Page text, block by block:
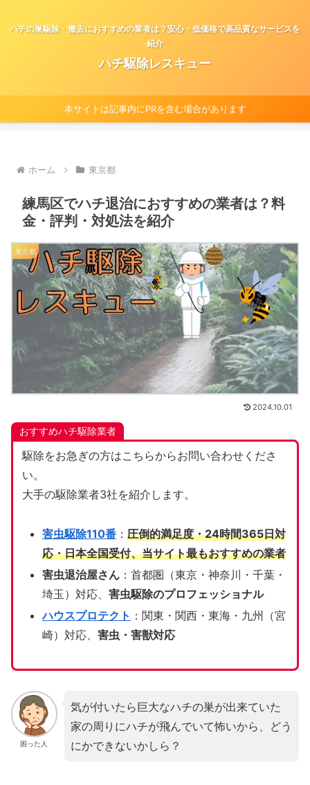
ハチの巣駆除・撤去におすすめの業者は？安心・低価格で高品質なサービスを
紹介
ハチ駆除レスキュー
本サイトは記事内にPRを含む場合があります
ホーム 東京都
練馬区でハチ退治におすすめの業者は？料
金・評判・対処法を紹介
東京都
2024.10.01
おすすめハチ駆除業者
駆除をお急ぎの方はこちらからお問い合わせくださ
い。
大手の駆除業者3社を紹介します。
害虫駆除110番： 圧倒的満足度・24時間365日対
応・日本全国受付、当サイト最もおすすめの業者
害虫退治屋さん：首都圏（東京・神奈川・千葉・
埼玉）対応、 害虫駆除のプロフェッショナル
ハウスプロテクト ：関東・関西・東海・九州（宮
崎）対応、 害虫・害獣対応
困った人
気が付いたら巨大なハチの巣が出来ていた
家の周りにハチが飛んでいて怖いから、どう
にかできないかしら？